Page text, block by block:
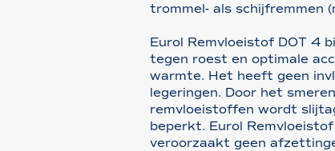
trommel- als schijfremmen
Eurol Remvloeistof DOT 4
tegen roest en optimale
warmte. Het heeft geen
legeringen. Door het
remvloeistoffen wordt
beperkt. Eurol
veroorzaakt geen